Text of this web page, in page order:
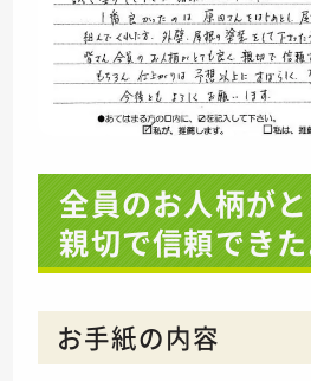
全員のお人柄がと
親切で信頼できた
お手紙の内容